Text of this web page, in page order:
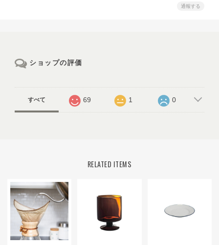
通報する
ショップの評価
すべて 69 1 0
RELATED ITEMS